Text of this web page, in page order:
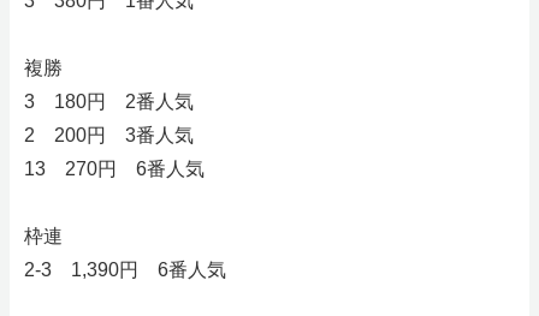
複勝
3 180円 2番人気
2 200円 3番人気
13 270円 6番人気
枠連
2-3 1,390円 6番人気